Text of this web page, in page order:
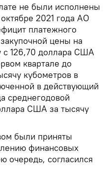
не были исполнены
2021 года АО
платежного
цены на
с 126,70 доллара США
квартале до
кубометров в
в действующий
среднегодовой
США за тысячу
были приняты
финансовых
очередь, согласился